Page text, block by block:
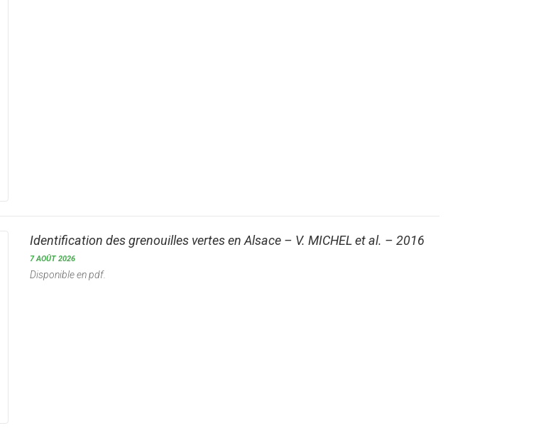
Identification des grenouilles vertes en Alsace – V. MICHELet al. – 2016
7 AOÛT 2026
Disponible en pdf.